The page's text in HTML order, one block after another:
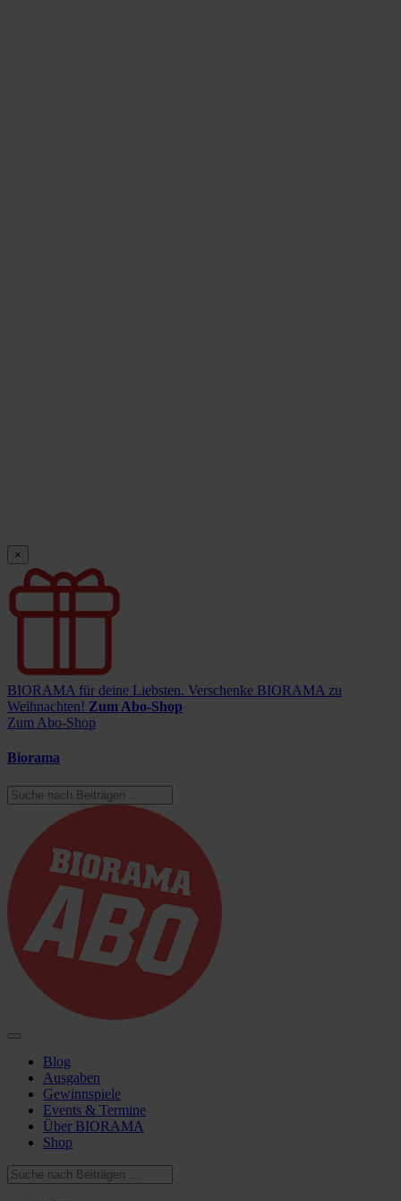
×
BIORAMA für deine Liebsten. Verschenke BIORAMA zu
Weihnachten! Zum Abo-Shop
Zum Abo-Shop
Biorama
Blog
Ausgaben
Gewinnspiele
Events & Termine
Über BIORAMA
Shop